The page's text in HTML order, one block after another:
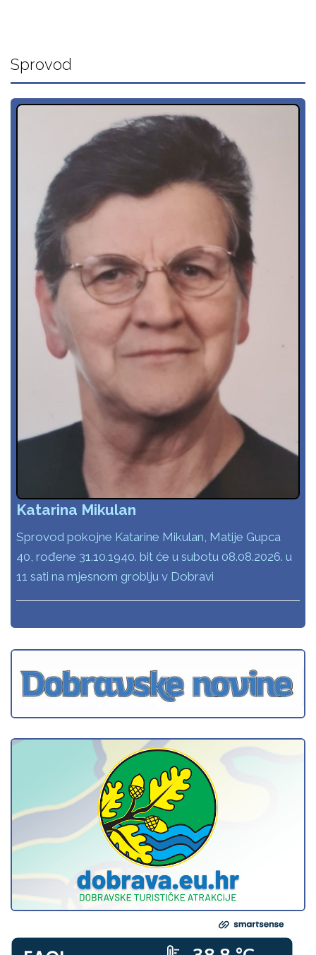
Sprovod
Katarina Mikulan
Sprovod pokojne Katarine Mikulan, Matije Gupca
40, rođene 31.10.1940. bit će u subotu 08.08.2026. u
11 sati na mjesnom groblju v Dobravi